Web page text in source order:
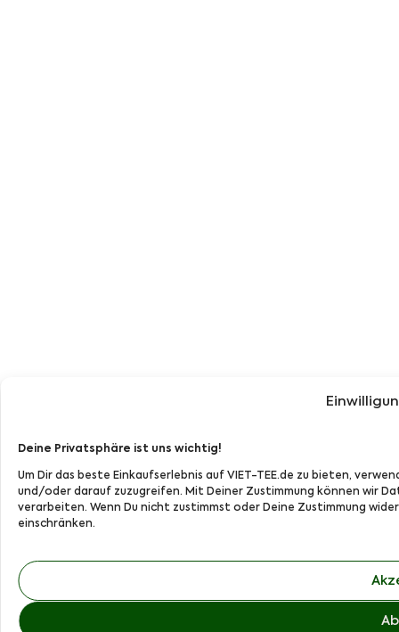
Deine Privatsphäre ist uns wichtig!
Um Dir das beste Einkaufserlebnis auf VIET-TEE.de zu bieten,
und/oder darauf zuzugreifen. Mit Deiner Zustimmung können wir
verarbeiten. Wenn Du nicht zustimmst oder Deine Zustimmung
einschränken.